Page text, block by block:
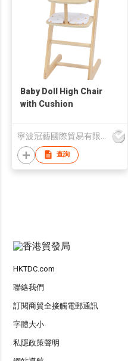
Baby Doll High Chair
with Cushion
查詢
HKTDC.com
聯絡我們
訂閱商貿全接觸電郵通訊
字體大小
私隱政策聲明